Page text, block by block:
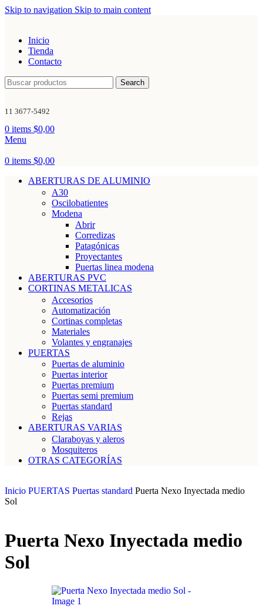
Skip to navigation Skip to main content
Inicio
Tienda
Contacto
Search
11 3677-5492
0 items $0,00
Menu
0 items $0,00
ABERTURAS DE ALUMINIO
A30
Oscilobatientes
Modena
Abrir
Corredizas
Patagónicas
Proyectantes
Puertas linea modena
ABERTURAS PVC
CORTINAS METALICAS
Accesorios
Automatización
Cortinas completas
Materiales
Volantes y engranajes
PUERTAS
Puertas de aluminio
Puertas interior
Puertas premium
Puertas semi premium
Puertas standard
Rejas
ABERTURAS VARIAS
Claraboyas y aleros
Mosquiteros
OTRAS CATEGORÍAS
Inicio PUERTAS Puertas standard Puerta Nexo Inyectada medio
Sol
Puerta Nexo Inyectada medio
Sol